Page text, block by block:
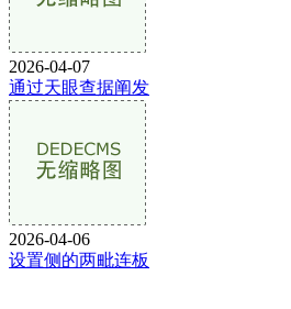
2026-04-07
通过天眼查据阐发
2026-04-06
设置侧的两毗连板